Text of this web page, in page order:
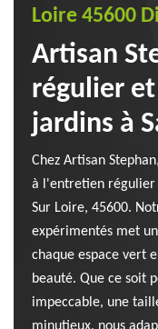
Loire 45600
Artisan
régulier
jardins à
Chez Artisan
à l'entretien régulier
Sur Loire, 45600.
expérimentés met
chaque espace vert
beauté. Que ce soit
impeccable, une